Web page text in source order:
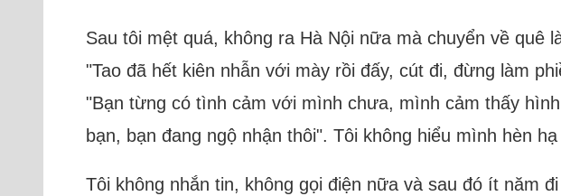
Sau tôi mệt quá, không ra Hà Nội nữa mà chuyển về quê
"Tao đã hết kiên nhẫn với mày rồi đấy, cút đi, đừng làm
"Bạn từng có tình cảm với mình chưa, mình cảm thấy
bạn, bạn đang ngộ nhận thôi". Tôi không hiểu mình hèn
Tôi không nhắn tin, không gọi điện nữa và sau đó ít năm